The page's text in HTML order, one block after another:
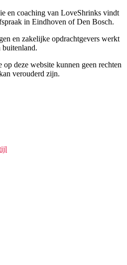
en coaching van LoveShrinks vindt
in Eindhoven of Den Bosch.
en zakelijke opdrachtgevers werkt
deze website kunnen geen rechten
verouderd zijn.